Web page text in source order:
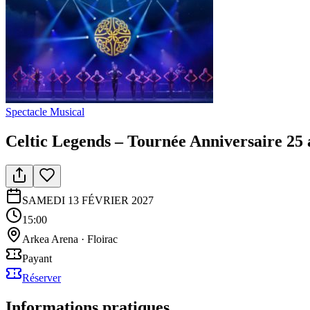
Spectacle Musical
Celtic Legends – Tournée Anniversaire 25
SAMEDI 13 FÉVRIER 2027
15:00
Arkea Arena · Floirac
Payant
Réserver